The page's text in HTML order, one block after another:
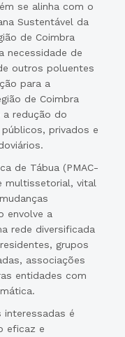
se alinha com o
Sustentável da
de Coimbra
necessidade de
outros poluentes
para a
de Coimbra
a redução do
privados e
de Tábua (PMAC-
multissetorial, vital
envolve a
rede diversificada
grupos
associações
entidades com
é
eficaz e